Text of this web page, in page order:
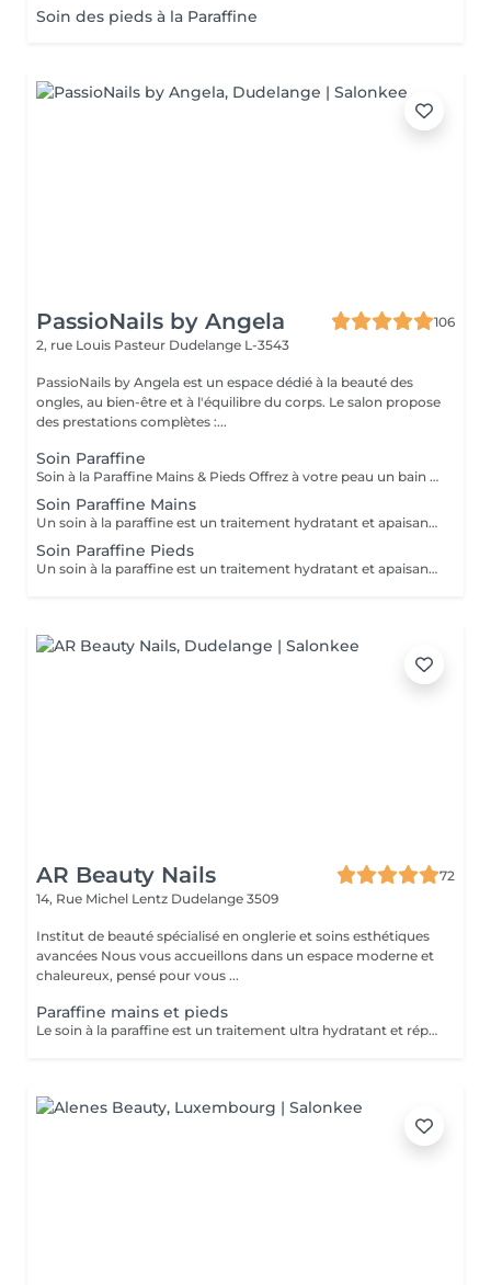
Soin des pieds à la Paraffine
PassioNails by Angela
106
2, rue Louis Pasteur Dudelange L-3543
PassioNails by Angela est un espace dédié à la beauté des
ongles, au bien-être et à l'équilibre du corps. Le salon propose
des prestations complètes :...
Soin Paraffine
Soin à la Paraffine Mains & Pieds Offrez à votre peau un bain de douceur et de chaleur Hydratation profonde La chaleur de la paraffine ouvre les pores et permet une hydratation intense. Parfait pour les peaux sèches, rugueuses, ou les talons fendillés.
Soin Paraffine Mains
Un soin à la paraffine est un traitement hydratant et apaisant pour les mains et/ou les pieds, qui utilise une cire chauffée pour améliorer la peau sèche et abîmée. Il est également thérapeutique, car la chaleur aide à soulager les douleurs articulaires, musculaires et les affections comme l'arthrite, le psoriasis ou l'eczéma. L'enveloppement crée un effet de sauna qui permet aux produits hydratants appliqués avant la paraffine de pénétrer en profondeur.
Soin Paraffine Pieds
Un soin à la paraffine est un traitement hydratant et apaisant pour les mains et/ou les pieds, qui utilise une cire chauffée pour améliorer la peau sèche et abîmée. Il est également thérapeutique, car la chaleur aide à soulager les douleurs articulaires, musculaires et les affections comme l'arthrite, le psoriasis ou l'eczéma. L'enveloppement crée un effet de sauna qui permet aux produits hydratants appliqués avant la paraffine de pénétrer en profondeur.
AR Beauty Nails
72
14, Rue Michel Lentz Dudelange 3509
Institut de beauté spécialisé en onglerie et soins esthétiques
avancées Nous vous accueillons dans un espace moderne et
chaleureux, pensé pour vous ...
Paraffine mains et pieds
Le soin à la paraffine est un traitement ultra hydratant et réparateur idéal pour les mains et pieds secs et abîmés. Ce soin consiste à éliminer toutes les cellules mortes grâce à un gommage manuel ou mécanique suivi d un enveloppement en paraffine.